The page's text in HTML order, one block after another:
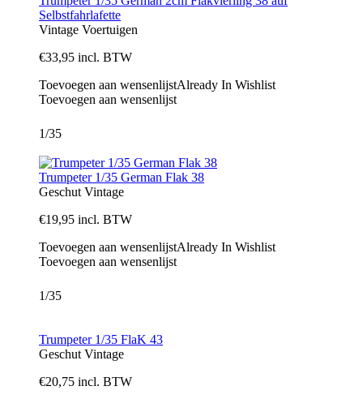
Selbstfahrlafette
Vintage Voertuigen
€33,95 incl. BTW
Toevoegen aan wensenlijstAlready In Wishlist
Toevoegen aan wensenlijst
1/35
Trumpeter 1/35 German Flak 38
Geschut Vintage
€19,95 incl. BTW
Toevoegen aan wensenlijstAlready In Wishlist
Toevoegen aan wensenlijst
1/35
Trumpeter 1/35 FlaK 43
Geschut Vintage
€20,75 incl. BTW